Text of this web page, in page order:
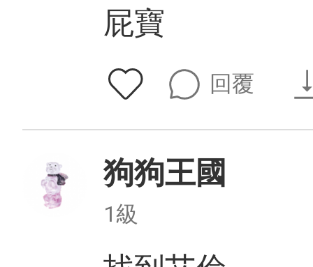
屁寶
回覆
狗狗王國
1級